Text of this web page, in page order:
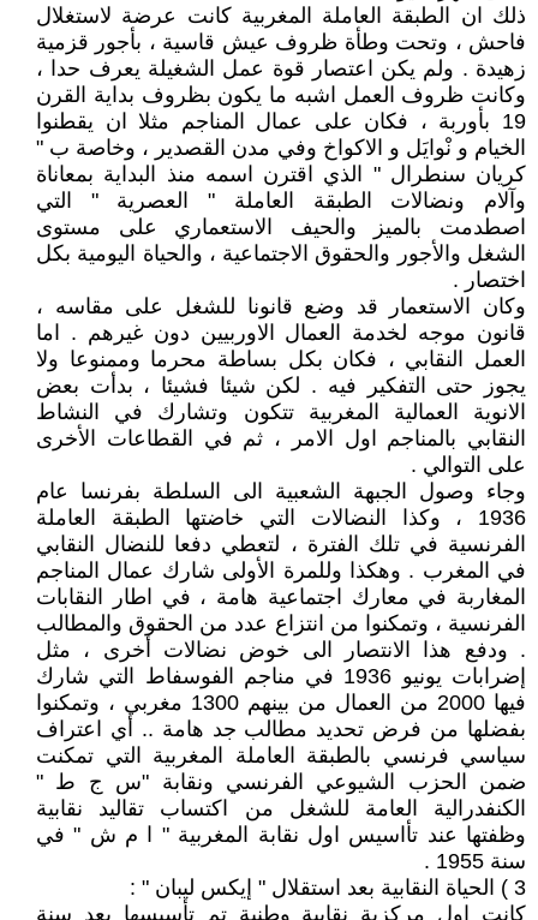
ذلك ان الطبقة العاملة المغربية كانت عرضة لاستغلال
فاحش ، وتحت وطأة ظروف عيش قاسية ، بأجور قزمية
زهيدة . ولم يكن اعتصار قوة عمل الشغيلة يعرف حدا ،
وكانت ظروف العمل اشبه ما يكون بظروف بداية القرن
19 بأوربة ، فكان على عمال المناجم مثلا ان يقطنوا
الخيام و نْوايَل و الاكواخ وفي مدن القصدير ، وخاصة ب "
كريان سنطرال " الذي اقترن اسمه منذ البداية بمعاناة
وآلام ونضالات الطبقة العاملة " العصرية " التي
اصطدمت بالميز والحيف الاستعماري على مستوى
الشغل والأجور والحقوق الاجتماعية ، والحياة اليومية بكل
اختصار .
وكان الاستعمار قد وضع قانونا للشغل على مقاسه ،
قانون موجه لخدمة العمال الاوربيين دون غيرهم . اما
العمل النقابي ، فكان بكل بساطة محرما وممنوعا ولا
يجوز حتى التفكير فيه . لكن شيئا فشيئا ، بدأت بعض
الانوية العمالية المغربية تتكون وتشارك في النشاط
النقابي بالمناجم اول الامر ، ثم في القطاعات الأخرى
على التوالي .
وجاء وصول الجبهة الشعبية الى السلطة بفرنسا عام
1936 ، وكذا النضالات التي خاضتها الطبقة العاملة
الفرنسية في تلك الفترة ، لتعطي دفعا للنضال النقابي
في المغرب . وهكذا وللمرة الأولى شارك عمال المناجم
المغاربة في معارك اجتماعية هامة ، في اطار النقابات
الفرنسية ، وتمكنوا من انتزاع عدد من الحقوق والمطالب
. ودفع هذا الانتصار الى خوض نضالات أخرى ، مثل
إضرابات يونيو 1936 في مناجم الفوسفاط التي شارك
فيها 2000 من العمال من بينهم 1300 مغربي ، وتمكنوا
بفضلها من فرض تحديد مطالب جد هامة .. أي اعتراف
سياسي فرنسي بالطبقة العاملة المغربية التي تمكنت
ضمن الحزب الشيوعي الفرنسي ونقابة "س ج ط "
الكنفدرالية العامة للشغل من اكتساب تقاليد نقابية
وظفتها عند تأاسيس اول نقابة المغربية " ا م ش " في
سنة 1955 .
3 ) الحياة النقابية بعد استقلال " إيكس ليبان " :
كانت اول مركزية نقابية وطنية تم تأسيسها بعد سنة